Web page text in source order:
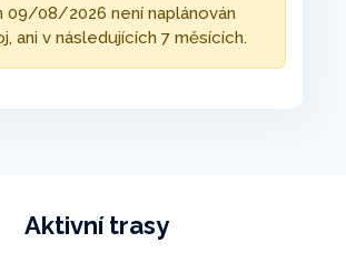
09/08/2026 není naplánován
ani v následujících 7 měsících.
Aktivní trasy